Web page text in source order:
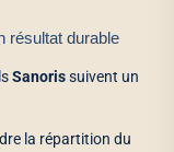
résultat durable
Sanorissuivent un
la répartition du